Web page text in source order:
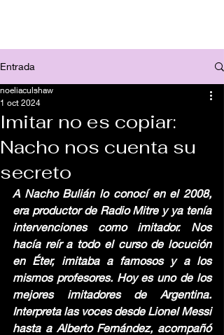
Entrada
Imitar no es copiar:
Nacho nos cuenta su
secreto
noeliaculshaw
1 oct 2024
A Nacho Bulián lo conocí en el 2008,
era productor de Radio Mitre y ya tenía
intervenciones como imitador. Nos
hacía reír a todo el curso de locución
en Éter, imitaba a famosos y a los
mismos profesores. Hoy es uno de los
mejores imitadores de Argentina.
Interpreta las voces desde Lionel Messi
hasta a Alberto Fernández, acompañó